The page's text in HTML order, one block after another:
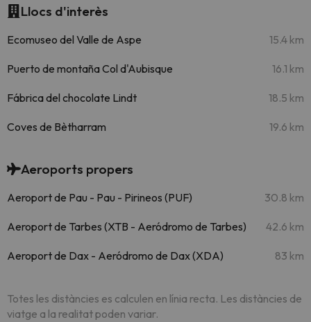
Llocs d'interès
Ecomuseo del Valle de Aspe 15.4 km
Puerto de montaña Col d'Aubisque 16.1 km
Fábrica del chocolate Lindt 18.5 km
Coves de Bètharram 19.6 km
Aeroports propers
Aeroport de Pau - Pau - Pirineos (PUF) 30.8 km
Aeroport de Tarbes (XTB - Aeródromo de Tarbes) 42.6 km
Aeroport de Dax - Aeródromo de Dax (XDA) 83 km
Totes les distàncies es calculen en línia recta. Les distàncies de
viatge a la realitat poden variar.